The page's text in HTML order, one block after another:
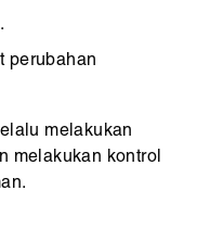
perubahan
melakukan
melakukan kontrol